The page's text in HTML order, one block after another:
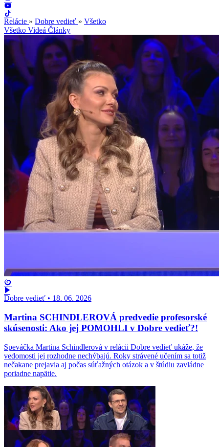
Relácie » Dobre vedieť » Všetko
Všetko Videá Články
Dobre vedieť • 18. 06. 2026
Martina SCHINDLEROVÁ predvedie profesorské
skúsenosti: Ako jej POMOHLI v Dobre vedieť?!
Speváčka Martina Schindlerová v relácii Dobre vedieť ukáže, že
vedomosti jej rozhodne nechýbajú. Roky strávené učením sa totiž
nečakane prejavia aj počas súťažných otázok a v štúdiu zavládne
poriadne napätie.